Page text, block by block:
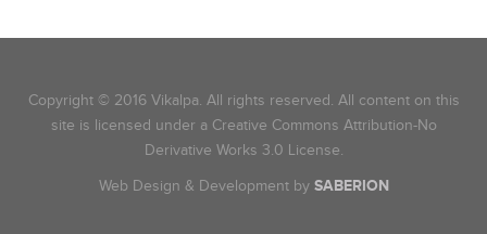
Copyright © 2016 Vikalpa. All rights reserved. All content on this
site is licensed under a Creative Commons Attribution-No
Derivative Works 3.0 License.
Web Design & Development by SABERION